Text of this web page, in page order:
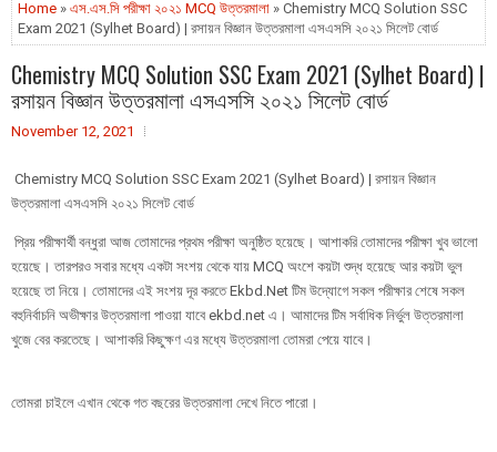
Home » এস.এস.সি পরীক্ষা ২০২১ MCQ উত্তরমালা » Chemistry MCQ Solution SSC
Exam 2021 (Sylhet Board) | রসায়ন বিজ্ঞান উত্তরমালা এসএসসি ২০২১ সিলেট বোর্ড
Chemistry MCQ Solution SSC Exam 2021 (Sylhet Board) |
রসায়ন বিজ্ঞান উত্তরমালা এসএসসি ২০২১ সিলেট বোর্ড
November 12, 2021
Chemistry MCQ Solution SSC Exam 2021 (Sylhet Board) | রসায়ন বিজ্ঞান
উত্তরমালা এসএসসি ২০২১ সিলেট বোর্ড
প্রিয় পরীক্ষার্থী বন্ধুরা আজ তোমাদের প্রথম পরীক্ষা অনুষ্ঠিত হয়েছে। আশাকরি তোমাদের পরীক্ষা খুব ভালো
হয়েছে। তারপরও সবার মধ্যে একটা সংশয় থেকে যায় MCQ অংশে কয়টা শুদ্ধ হয়েছে আর কয়টা ভুল
হয়েছে তা নিয়ে। তোমাদের এই সংশয় দূর করতে Ekbd.Net টিম উদ্যোগে সকল পরীক্ষার শেষে সকল
বহুনির্বাচনি অভীক্ষার উত্তরমালা পাওয়া যাবে ekbd.net এ। আমাদের টিম সর্বাধিক নির্ভুল উত্তরমালা
খুজে বের করতেছে। আশাকরি কিছুক্ষণ এর মধ্যে উত্তরমালা তোমরা পেয়ে যাবে।
তোমরা চাইলে এখান থেকে গত বছরের উত্তরমালা দেখে নিতে পারো।